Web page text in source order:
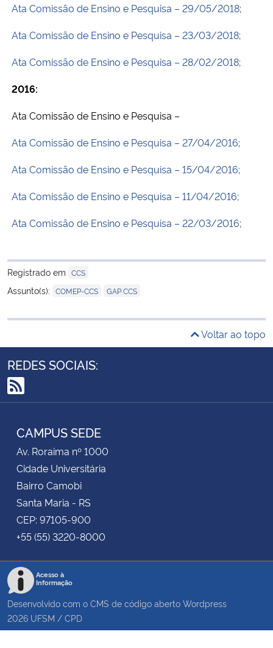
Ata Comissão de Ensino e Pesquisa – 29/05/2018;
Ata Comissão de Ensino e Pesquisa – 23/03/2018;
Ata Comissão de Ensino e Pesquisa – 28/02/2018;
2016:
Ata Comissão de Ensino e Pesquisa –
Ata Comissão de Ensino e Pesquisa – 27/04/2016;
Ata Comissão de Ensino e Pesquisa – 15/04/2016;
Ata Comissão de Ensino e Pesquisa – 11/04/2016;
Ata Comissão de Ensino e Pesquisa – 22/03/2016;
Registrado em CCS
Assunto(s): COMEP-CCS GAP CCS
Voltar ao topo
REDES SOCIAIS:
RSS
CAMPUS SEDE
Av. Roraima nº 1000
Cidade Universitária
Bairro Camobi
Santa Maria - RS
CEP: 97105-900
+55 (55) 3220-8000
Acesso à
Informação
Desenvolvido com o CMS de código aberto Wordpress
2026 UFSM / CPD